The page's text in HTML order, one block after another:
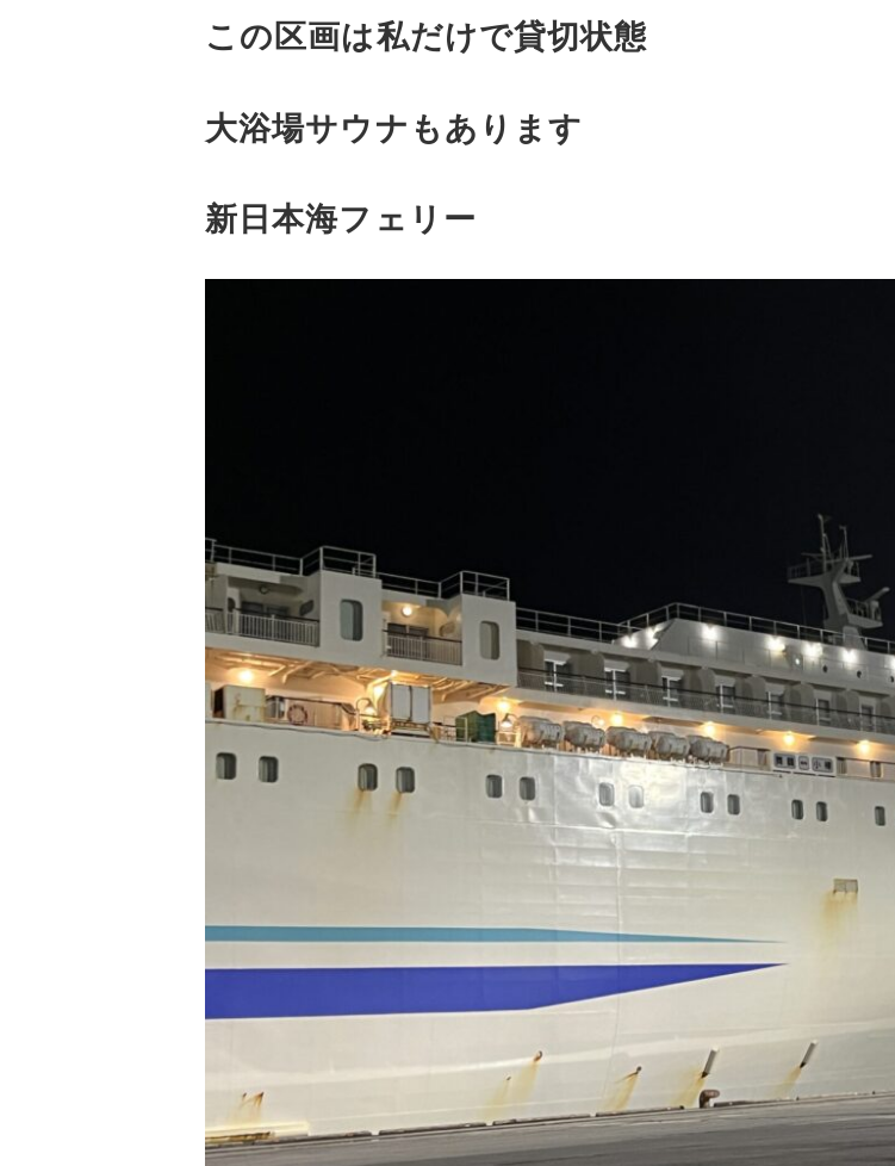
この区画は私だけで貸切状態
大浴場サウナもあります
新日本海フェリー